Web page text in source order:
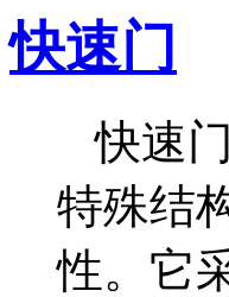
快速门
快速
特殊结
性。它